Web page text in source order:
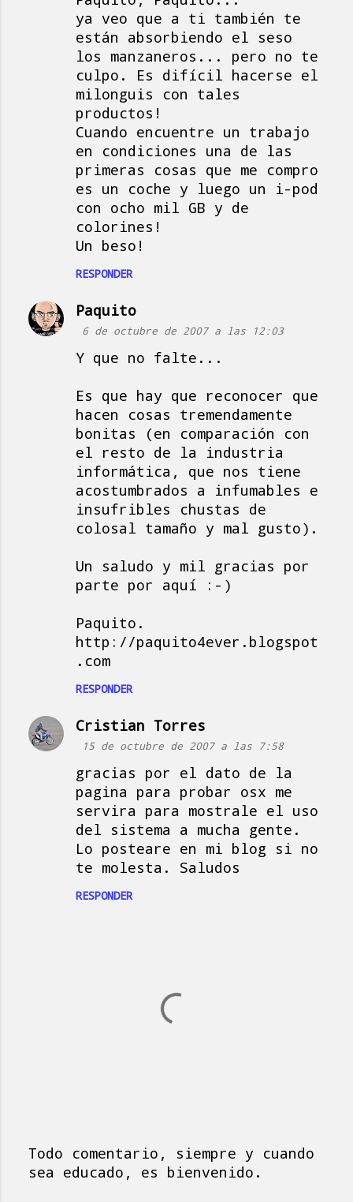
ya veo que a ti también te
están absorbiendo el seso
los manzaneros... pero no te
culpo. Es difícil hacerse el
milonguis con tales
productos!
Cuando encuentre un trabajo
en condiciones una de las
primeras cosas que me compro
es un coche y luego un i-pod
con ocho mil GB y de
colorines!
Un beso!
RESPONDER
Paquito
6 de octubre de 2007 a las 12:03
Y que no falte...
Es que hay que reconocer que
hacen cosas tremendamente
bonitas (en comparación con
el resto de la industria
informática, que nos tiene
acostumbrados a infumables e
insufribles chustas de
colosal tamaño y mal gusto).
Un saludo y mil gracias por
parte por aquí :-)
Paquito.
http://paquito4ever.blogspot
.com
RESPONDER
Cristian Torres
15 de octubre de 2007 a las 7:58
gracias por el dato de la
pagina para probar osx me
servira para mostrale el uso
del sistema a mucha gente.
Lo posteare en mi blog si no
te molesta. Saludos
RESPONDER
P
Todo comentario, siempre y cuando
sea educado, es bienvenido.